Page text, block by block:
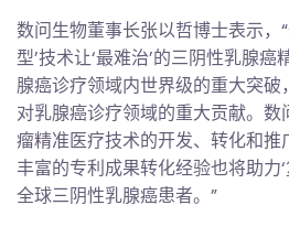
数问生物董事长张以哲博士表示，
型’技术让‘最难治’的三阴性乳腺
腺癌诊疗领域内世界级的重大突
对乳腺癌诊疗领域的重大贡献。
瘤精准医疗技术的开发、转化和
丰富的专利成果转化经验也将助力
全球三阴性乳腺癌患者。”